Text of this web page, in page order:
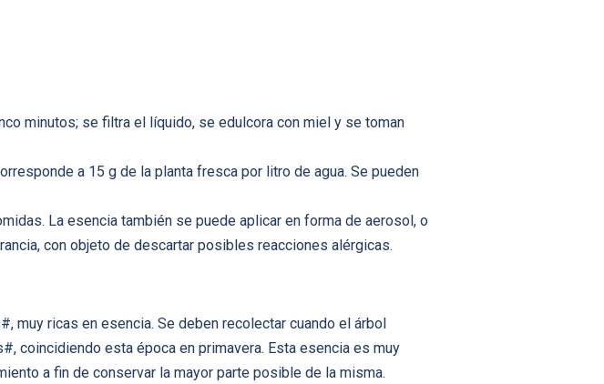
minutos; se filtra el líquido, se edulcora con miel y se toman
a 15 g de la planta fresca por litro de agua. Se pueden
La esencia también se puede aplicar en forma de aerosol, o
con objeto de descartar posibles reacciones alérgicas.
muy ricas en esencia. Se deben recolectar cuando el árbol
coincidiendo esta época en primavera. Esta esencia es muy
a fin de conservar la mayor parte posible de la misma.